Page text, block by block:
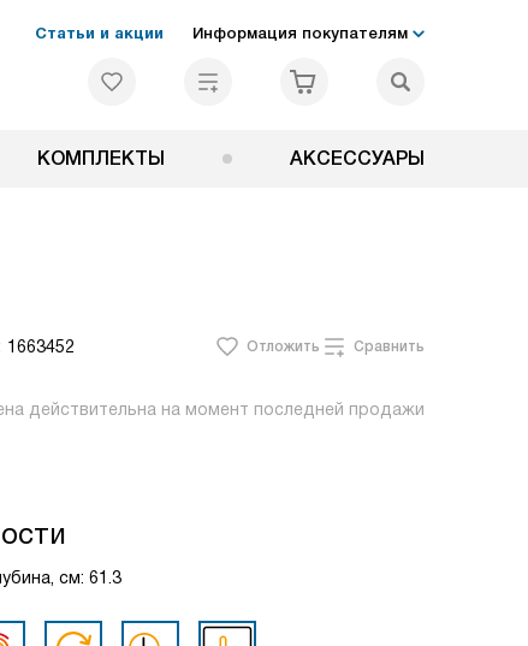
Статьи и акции Информация покупателям
КОМПЛЕКТЫ АКСЕССУАРЫ
1663452 Отложить Сравнить
действительна на момент последней продажи
см: 61.3